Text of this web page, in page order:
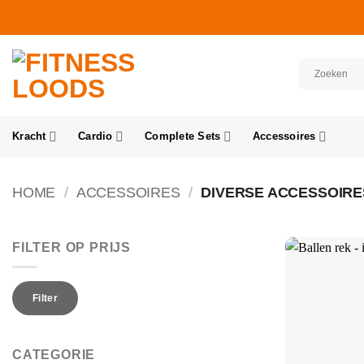
inhoud
Kracht Cardio Complete Sets Accessoires
HOME / ACCESSOIRES / DIVERSE
FILTER OP PRIJS
Min.
prijs
Max.
prijsFilter
CATEGORIE